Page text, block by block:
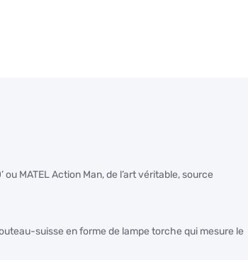
MATEL Action Man, de l’art véritable, source
suisse en forme de lampe torche qui mesure le